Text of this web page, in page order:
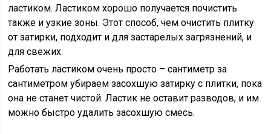
ластиком. Ластиком хорошо получается почистить
также и узкие зоны. Этот способ, чем очистить плитку
от затирки, подходит и для застарелых загрязнений, и
для свежих.
Работать ластиком очень просто – сантиметр за
сантиметром убираем засохшую затирку с плитки, пока
она не станет чистой. Ластик не оставит разводов, и им
можно быстро удалить засохшую смесь.